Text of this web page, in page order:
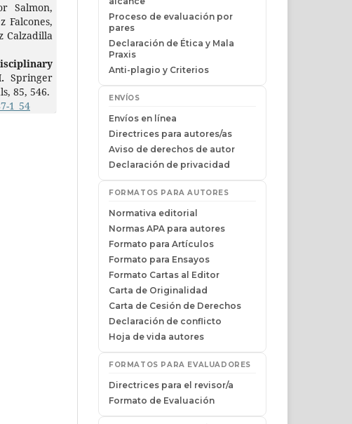
Salmon,
Falcones,
Calzadilla
Springer
85, 546.
1_54